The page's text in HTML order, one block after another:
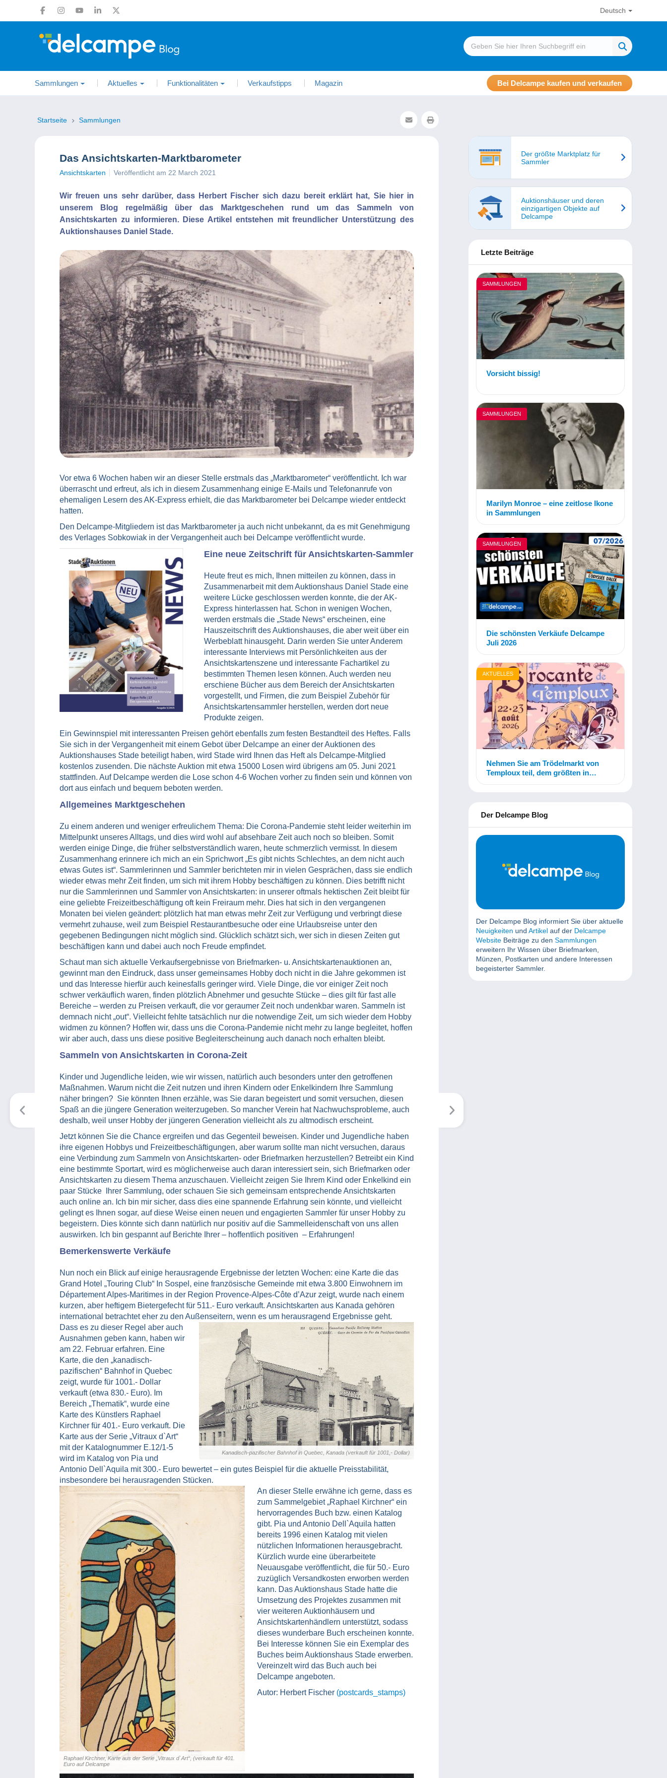
Deutsch
Sammlungen Aktuelles Funktionalitäten Verkaufstipps Magazin Bei Delcampe kaufen und verkaufen
Startseite Sammlungen
Das Ansichtskarten-Marktbarometer
Ansichtskarten Veröffentlicht am 22 March 2021
Wir freuen uns sehr darüber, dass Herbert Fischer sich dazu bereit erklärt hat, Sie hier in
unserem Blog regelmäßig über das Marktgeschehen rund um das Sammeln von
Ansichtskarten zu informieren. Diese Artikel entstehen mit freundlicher Unterstützung des
Auktionshauses Daniel Stade.
Vor etwa 6 Wochen haben wir an dieser Stelle erstmals das „Marktbarometer“ veröffentlicht. Ich war
überrascht und erfreut, als ich in diesem Zusammenhang einige E-Mails und Telefonanrufe von
ehemaligen Lesern des AK-Express erhielt, die das Marktbarometer bei Delcampe wieder entdeckt
hatten.
Den Delcampe-Mitgliedern ist das Marktbarometer ja auch nicht unbekannt, da es mit Genehmigung
des Verlages Sobkowiak in der Vergangenheit auch bei Delcampe veröffentlicht wurde.
Eine neue Zeitschrift für Ansichtskarten-Sammler
Heute freut es mich, Ihnen mitteilen zu können, dass in
Zusammenarbeit mit dem Auktionshaus Daniel Stade eine
weitere Lücke geschlossen werden konnte, die der AK-
Express hinterlassen hat. Schon in wenigen Wochen,
werden erstmals die „Stade News“ erscheinen, eine
Hauszeitschrift des Auktionshauses, die aber weit über ein
Werbeblatt hinausgeht. Darin werden Sie unter Anderem
interessante Interviews mit Persönlichkeiten aus der
Ansichtskartenszene und interessante Fachartikel zu
bestimmten Themen lesen können. Auch werden neu
erschiene Bücher aus dem Bereich der Ansichtskarten
vorgestellt, und Firmen, die zum Beispiel Zubehör für
Ansichtskartensammler herstellen, werden dort neue
Produkte zeigen.
Ein Gewinnspiel mit interessanten Preisen gehört ebenfalls zum festen Bestandteil des Heftes. Falls
Sie sich in der Vergangenheit mit einem Gebot über Delcampe an einer der Auktionen des
Auktionshauses Stade beteiligt haben, wird Stade wird Ihnen das Heft als Delcampe-Mitglied
kostenlos zusenden. Die nächste Auktion mit etwa 15000 Losen wird übrigens am 05. Juni 2021
stattfinden. Auf Delcampe werden die Lose schon 4-6 Wochen vorher zu finden sein und können von
dort aus einfach und bequem beboten werden.
Allgemeines Marktgeschehen
Zu einem anderen und weniger erfreulichem Thema: Die Corona-Pandemie steht leider weiterhin im
Mittelpunkt unseres Alltags, und dies wird wohl auf absehbare Zeit auch noch so bleiben. Somit
werden einige Dinge, die früher selbstverständlich waren, heute schmerzlich vermisst. In diesem
Zusammenhang erinnere ich mich an ein Sprichwort „Es gibt nichts Schlechtes, an dem nicht auch
etwas Gutes ist“. Sammlerinnen und Sammler berichteten mir in vielen Gesprächen, dass sie endlich
wieder etwas mehr Zeit finden, um sich mit ihrem Hobby beschäftigen zu können. Dies betrifft nicht
nur die Sammlerinnen und Sammler von Ansichtskarten: in unserer oftmals hektischen Zeit bleibt für
eine geliebte Freizeitbeschäftigung oft kein Freiraum mehr. Dies hat sich in den vergangenen
Monaten bei vielen geändert: plötzlich hat man etwas mehr Zeit zur Verfügung und verbringt diese
vermehrt zuhause, weil zum Beispiel Restaurantbesuche oder eine Urlaubsreise unter den
gegebenen Bedingungen nicht möglich sind. Glücklich schätzt sich, wer sich in diesen Zeiten gut
beschäftigen kann und dabei auch noch Freude empfindet.
Schaut man sich aktuelle Verkaufsergebnisse von Briefmarken- u. Ansichtskartenauktionen an,
gewinnt man den Eindruck, dass unser gemeinsames Hobby doch nicht in die Jahre gekommen ist
und das Interesse hierfür auch keinesfalls geringer wird. Viele Dinge, die vor einiger Zeit noch
schwer verkäuflich waren, finden plötzlich Abnehmer und gesuchte Stücke – dies gilt für fast alle
Bereiche – werden zu Preisen verkauft, die vor geraumer Zeit noch undenkbar waren. Sammeln ist
demnach nicht „out“. Vielleicht fehlte tatsächlich nur die notwendige Zeit, um sich wieder dem Hobby
widmen zu können? Hoffen wir, dass uns die Corona-Pandemie nicht mehr zu lange begleitet, hoffen
wir aber auch, dass uns diese positive Begleiterscheinung auch danach noch erhalten bleibt.
Sammeln von Ansichtskarten in Corona-Zeit
Kinder und Jugendliche leiden, wie wir wissen, natürlich auch besonders unter den getroffenen
Maßnahmen. Warum nicht die Zeit nutzen und ihren Kindern oder Enkelkindern Ihre Sammlung
näher bringen? Sie könnten Ihnen erzähle, was Sie daran begeistert und somit versuchen, diesen
Spaß an die jüngere Generation weiterzugeben. So mancher Verein hat Nachwuchsprobleme, auch
deshalb, weil unser Hobby der jüngeren Generation vielleicht als zu altmodisch erscheint.
Jetzt können Sie die Chance ergreifen und das Gegenteil beweisen. Kinder und Jugendliche haben
ihre eigenen Hobbys und Freizeitbeschäftigungen, aber warum sollte man nicht versuchen, daraus
eine Verbindung zum Sammeln von Ansichtskarten- oder Briefmarken herzustellen? Betreibt ein Kind
eine bestimmte Sportart, wird es möglicherweise auch daran interessiert sein, sich Briefmarken oder
Ansichtskarten zu diesem Thema anzuschauen. Vielleicht zeigen Sie Ihrem Kind oder Enkelkind ein
paar Stücke Ihrer Sammlung, oder schauen Sie sich gemeinsam entsprechende Ansichtskarten
auch online an. Ich bin mir sicher, dass dies eine spannende Erfahrung sein könnte, und vielleicht
gelingt es Ihnen sogar, auf diese Weise einen neuen und engagierten Sammler für unser Hobby zu
begeistern. Dies könnte sich dann natürlich nur positiv auf die Sammelleidenschaft von uns allen
auswirken. Ich bin gespannt auf Berichte Ihrer – hoffentlich positiven – Erfahrungen!
Bemerkenswerte Verkäufe
Nun noch ein Blick auf einige herausragende Ergebnisse der letzten Wochen: eine Karte die das
Grand Hotel „Touring Club“ In Sospel, eine französische Gemeinde mit etwa 3.800 Einwohnern im
Département Alpes-Maritimes in der Region Provence-Alpes-Côte d’Azur zeigt, wurde nach einem
kurzen, aber heftigem Bietergefecht für 511.- Euro verkauft. Ansichtskarten aus Kanada gehören
international betrachtet eher zu den Außenseitern, wenn es um herausragend Ergebnisse geht.
Kanadisch-pazifischer Bahnhof in Quebec, Kanada (verkauft für 1001,- Dollar)
Dass es zu dieser Regel aber auch
Ausnahmen geben kann, haben wir
am 22. Februar erfahren. Eine
Karte, die den „kanadisch-
pazifischen“ Bahnhof in Quebec
zeigt, wurde für 1001.- Dollar
verkauft (etwa 830.- Euro). Im
Bereich „Thematik“, wurde eine
Karte des Künstlers Raphael
Kirchner für 401.- Euro verkauft. Die
Karte aus der Serie „Vitraux d`Art“
mit der Katalognummer E.12/1-5
wird im Katalog von Pia und
Antonio Dell`Aquila mit 300.- Euro bewertet – ein gutes Beispiel für die aktuelle Preisstabilität,
insbesondere bei herausragenden Stücken.
Raphael Kirchner, Karte aus der Serie „Vitraux d`Art“, (verkauft für 401.
Euro auf Delcampe
An dieser Stelle erwähne ich gerne, dass es
zum Sammelgebiet „Raphael Kirchner“ ein
hervorragendes Buch bzw. einen Katalog
gibt. Pia und Antonio Dell`Aquila hatten
bereits 1996 einen Katalog mit vielen
nützlichen Informationen herausgebracht.
Kürzlich wurde eine überarbeitete
Neuausgabe veröffentlicht, die für 50.- Euro
zuzüglich Versandkosten erworben werden
kann. Das Auktionshaus Stade hatte die
Umsetzung des Projektes zusammen mit
vier weiteren Auktionhäusern und
Ansichtskartenhändlern unterstützt, sodass
dieses wunderbare Buch erscheinen konnte.
Bei Interesse können Sie ein Exemplar des
Buches beim Auktionshaus Stade erwerben.
Vereinzelt wird das Buch auch bei
Delcampe angeboten.
Autor: Herbert Fischer (postcards_stamps)
Der größte Marktplatz für
Sammler
Auktionshäuser und deren
einzigartigen Objekte auf
Delcampe
Letzte Beiträge
SAMMLUNGEN
Vorsicht bissig!
SAMMLUNGEN
Marilyn Monroe – eine zeitlose Ikone
in Sammlungen
SAMMLUNGEN
Die schönsten Verkäufe Delcampe
Juli 2026
AKTUELLES
Nehmen Sie am Trödelmarkt von
Temploux teil, dem größten in
Der Delcampe Blog
Der Delcampe Blog informiert Sie über aktuelle
Neuigkeiten und Artikel auf der Delcampe
Website Beiträge zu den Sammlungen
erweitern Ihr Wissen über Briefmarken,
Münzen, Postkarten und andere Interessen
begeisterter Sammler.